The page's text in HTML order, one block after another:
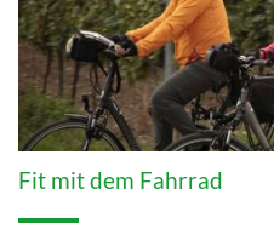
Fit mit dem Fahrrad